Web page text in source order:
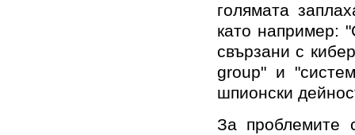
голямата
като например:
свързани с
group" и
шпионски
За проблемите